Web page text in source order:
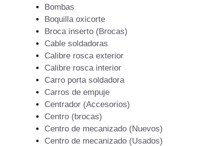
Bombas
Boquilla oxicorte
Broca inserto (Brocas)
Cable soldadoras
Calibre rosca exterior
Calibre rosca interior
Carro porta soldadora
Carros de empuje
Centrador (Accesorios)
Centro (brocas)
Centro de mecanizado (Nuevos)
Centro de mecanizado (Usados)